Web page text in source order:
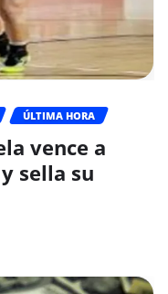
ÚLTIMA HORA
vence a
sella su